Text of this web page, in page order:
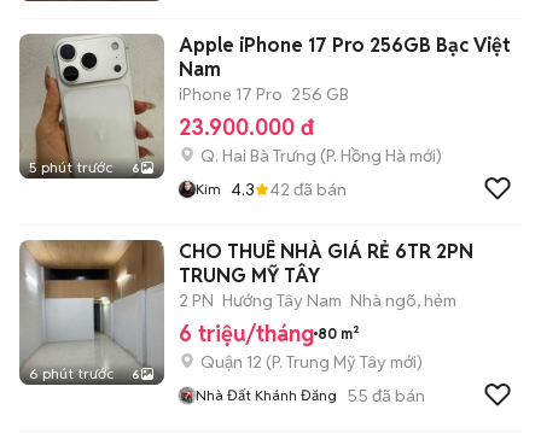
5 phút trước 6
Apple iPhone 17 Pro 256GB Bạc Việt
Nam
iPhone 17 Pro 256 GB
23.900.000 đ
Q. Hai Bà Trưng (P. Hồng Hà mới)
Kim 4.3 42 đã bán
6 phút trước 6
CHO THUÊ NHÀ GIÁ RẺ 6TR 2PN
TRUNG MỸ TÂY
2 PN Hướng Tây Nam Nhà ngõ, hẻm
6 triệu/tháng 80 m²
Quận 12 (P. Trung Mỹ Tây mới)
Nhà Đất Khánh Đăng 55 đã bán